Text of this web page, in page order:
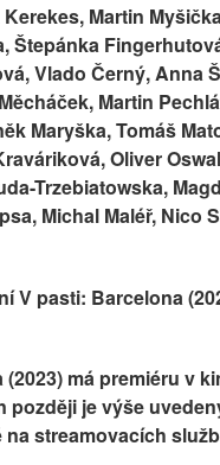
Martin
Štepánka
Vlado Černý, Anna
Martin
Maryška, Tomáš
Oliver
Trzebiatowska,
Michal Maléř, Nico
V pasti: Barcelona
má premiéru v
později je výše
streamovacích